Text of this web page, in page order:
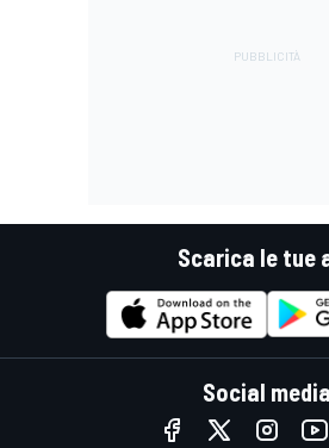
Scarica le tue
Social media